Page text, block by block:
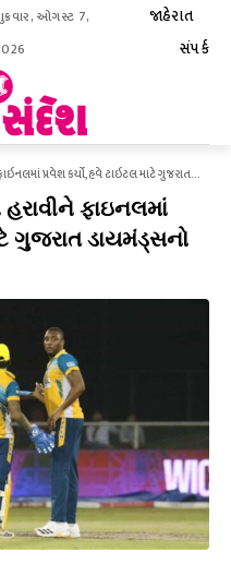
ઓગસ્ટ 7,
જાહેરાત
સંપર્ક
પ્રવેશ કર્યો, હવે ટાઇટલ માટે ગુજરાત...
ફાઇનલમાં
ગુજરાત ડાયમંડ્સનો